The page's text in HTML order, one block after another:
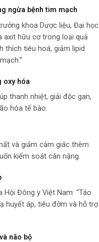
ngừa bệnh tim mạch
khoa Dược liệu, Đại học
axit hữu cơ trong loại quả
thích tiêu hoá, giảm lipid
oxy hóa
thanh nhiệt, giải độc gan,
hóa tế bào.
và giảm cảm giác thèm
kiểm soát cân nặng.
Đông y Việt Nam: “Táo
huyết áp, tiêu đờm và hỗ trợ
não bộ